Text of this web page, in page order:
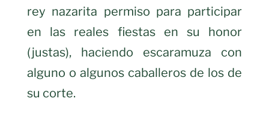
rey nazarita permiso para participar
en las reales fiestas en su honor
(justas), haciendo escaramuza con
alguno o algunos caballeros de los de
su corte.